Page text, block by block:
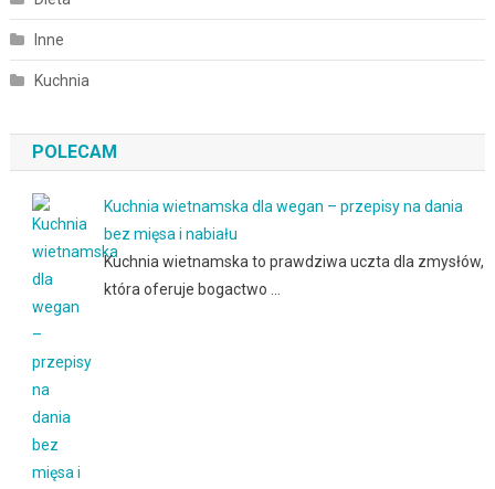
Inne
Kuchnia
POLECAM
Kuchnia wietnamska dla wegan – przepisy na dania
bez mięsa i nabiału
Kuchnia wietnamska to prawdziwa uczta dla zmysłów,
która oferuje bogactwo …